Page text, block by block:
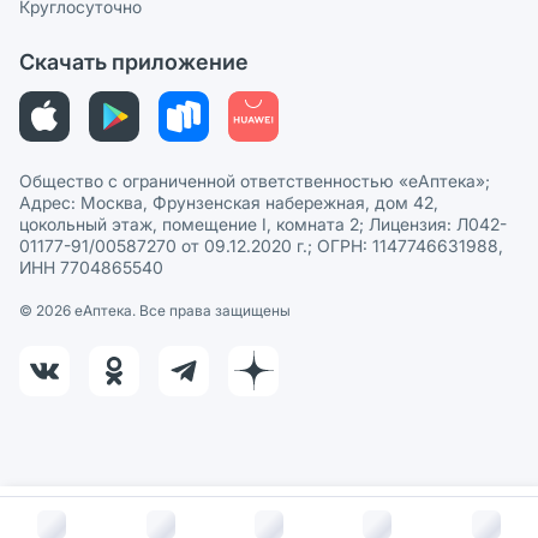
В корзину за
Политика рекомендаций
Этика и соответствие
Политика в отношении обработки персональных данных
Круглосуточно
Скачать приложение
Общество с ограниченной ответственностью «еАптека»;
Адрес: Москва, Фрунзенская набережная, дом 42,
цокольный этаж, помещение I, комната 2; Лицензия: Л042-
01177-91/00587270 от 09.12.2020 г.; ОГРН: 1147746631988,
ИНН 7704865540
© 2026 eАптека. Все права защищены